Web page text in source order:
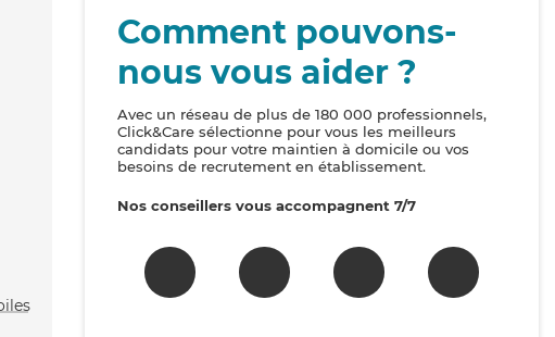
Comment pouvons-
nous vous aider ?
Avec un réseau de plus de 180 000 professionnels,
Click&Care sélectionne pour vous les meilleurs
candidats pour votre maintien à domicile ou vos
besoins de recrutement en établissement.
Nos conseillers vous accompagnent 7/7